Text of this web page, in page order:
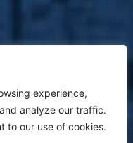
experience,
analyze our traffic.
to our use of cookies.